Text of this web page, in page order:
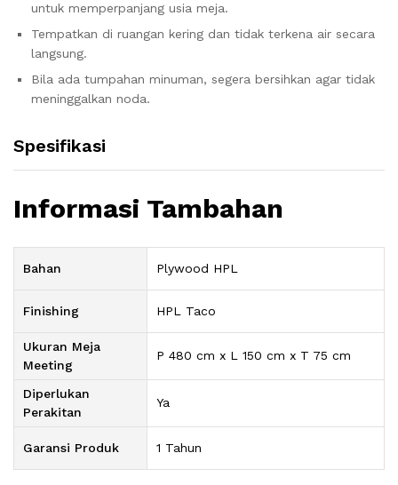
untuk memperpanjang usia meja.
Tempatkan di ruangan kering dan tidak terkena air secara
langsung.
Bila ada tumpahan minuman, segera bersihkan agar tidak
meninggalkan noda.
Spesifikasi
Informasi Tambahan
Bahan Plywood HPL
Finishing HPL Taco
Ukuran Meja
Meeting
P 480 cm x L 150 cm x T 75 cm
Diperlukan
Perakitan
Ya
Garansi Produk 1 Tahun